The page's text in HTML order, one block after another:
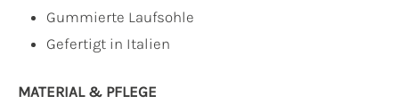
Gummierte Laufsohle
Gefertigt in Italien
MATERIAL & PFLEGE